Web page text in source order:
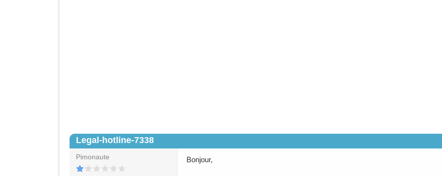
Legal-hotline-7338
Pimonaute Bonjour,